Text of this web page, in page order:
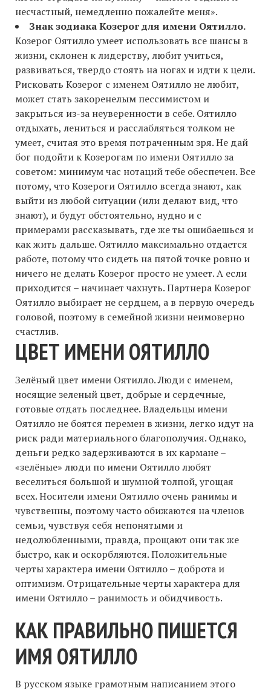
несчастный, немедленно пожалейте меня».
Знак зодиака Козерог для имени Оятилло.
Козерог Оятилло умеет использовать все шансы в
жизни, склонен к лидерству, любит учиться,
развиваться, твердо стоять на ногах и идти к цели.
Рисковать Козерог с именем Оятилло не любит,
может стать закоренелым пессимистом и
закрыться из-за неуверенности в себе. Оятилло
отдыхать, лениться и расслабляться толком не
умеет, считая это время потраченным зря. Не дай
бог подойти к Козерогам по имени Оятилло за
советом: минимум час нотаций тебе обеспечен. Все
потому, что Козероги Оятилло всегда знают, как
выйти из любой ситуации (или делают вид, что
знают), и будут обстоятельно, нудно и с
примерами рассказывать, где же ты ошибаешься и
как жить дальше. Оятилло максимально отдается
работе, потому что сидеть на пятой точке ровно и
ничего не делать Козерог просто не умеет. А если
приходится – начинает чахнуть. Партнера Козерог
Оятилло выбирает не сердцем, а в первую очередь
головой, поэтому в семейной жизни неимоверно
счастлив.
ЦВЕТ ИМЕНИ ОЯТИЛЛО
Зелёный цвет имени Оятилло. Люди с именем,
носящие зеленый цвет, добрые и сердечные,
готовые отдать последнее. Владельцы имени
Оятилло не боятся перемен в жизни, легко идут на
риск ради материального благополучия. Однако,
деньги редко задерживаются в их кармане –
«зелёные» люди по имени Оятилло любят
веселиться большой и шумной толпой, угощая
всех. Носители имени Оятилло очень ранимы и
чувственны, поэтому часто обижаются на членов
семьи, чувствуя себя непонятыми и
недолюбленными, правда, прощают они так же
быстро, как и оскорбляются. Положительные
черты характера имени Оятилло – доброта и
оптимизм. Отрицательные черты характера для
имени Оятилло – ранимость и обидчивость.
КАК ПРАВИЛЬНО ПИШЕТСЯ
ИМЯ ОЯТИЛЛО
В русском языке грамотным написанием этого